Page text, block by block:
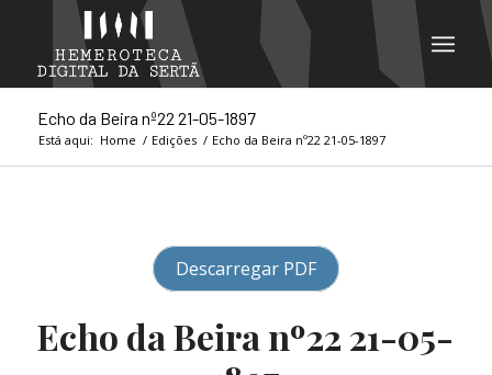
Echo da Beira nº22 21-05-1897
Está aqui: Home / Edições / Echo da Beira nº22 21-05-1897
Descarregar PDF
Echo da Beira nº22 21-05-